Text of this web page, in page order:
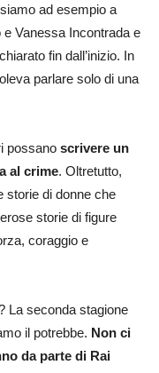
ad esempio a
Vanessa Incontrada e
fin dall’inizio. In
parlare solo di una
possano scrivere un
al crime. Oltretutto,
storie di donne che
storie di figure
coraggio e
La seconda stagione
il potrebbe. Non ci
da parte di Rai